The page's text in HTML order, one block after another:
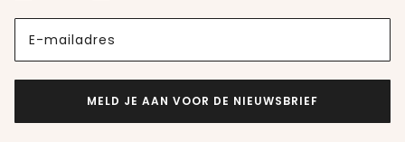
E-mailadres
MELD JE AAN VOOR DE NIEUWSBRIEF